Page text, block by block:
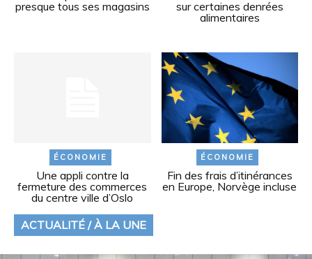
presque tous ses magasins
sur certaines denrées
alimentaires
ÉCONOMIE
Une appli contre la
fermeture des commerces
du centre ville d’Oslo
ÉCONOMIE
Fin des frais d’itinérances
en Europe, Norvège incluse
ACTUALITÉ / À LA UNE